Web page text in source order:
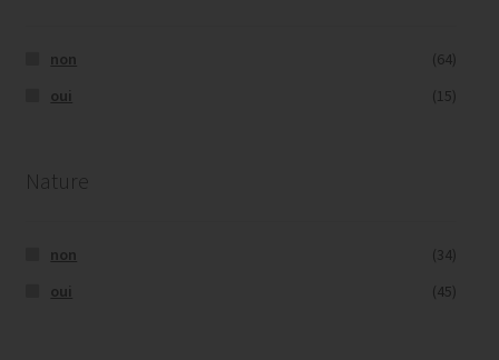
non
(64)
oui
(15)
Nature
non
(34)
oui
(45)